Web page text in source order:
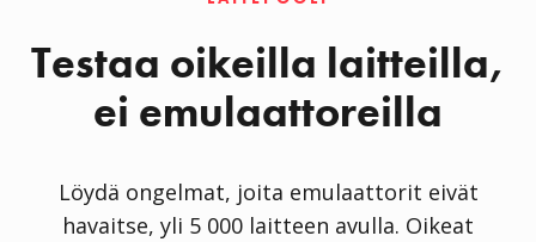
Testaa oikeilla laitteilla,
ei emulaattoreilla
Löydä ongelmat, joita emulaattorit eivät
havaitse, yli 5 000 laitteen avulla. Oikeat